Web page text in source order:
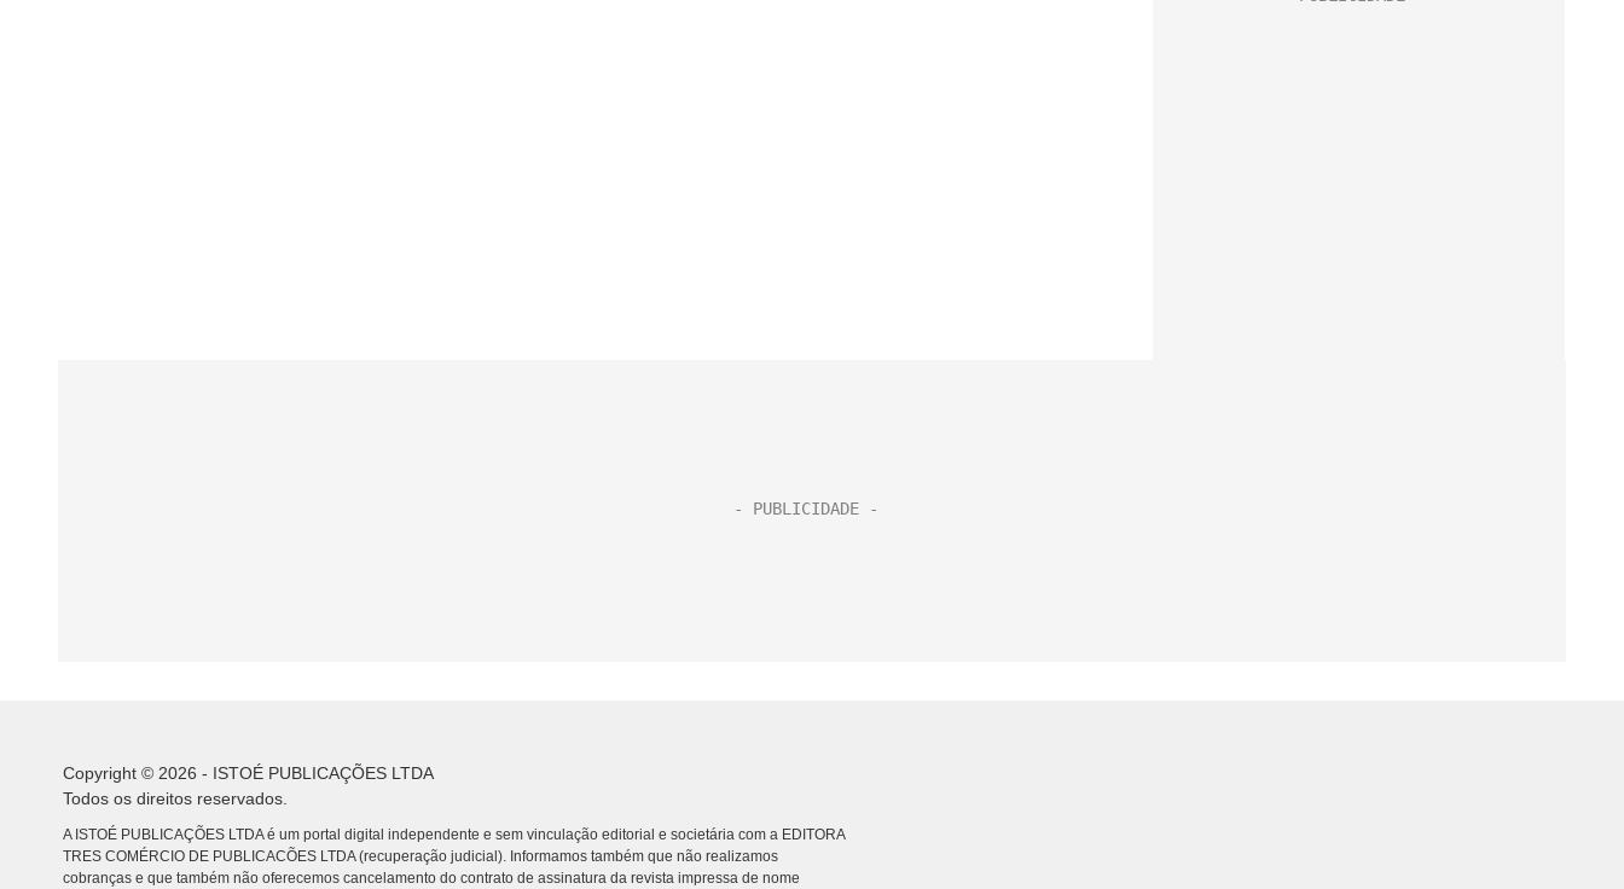
Copyright © 2026 - ISTOÉ PUBLICAÇÕES LTDA
Todos os direitos reservados.
A ISTOÉ PUBLICAÇÕES LTDA é um portal digital independente e sem vinculação editorial e societária com a EDITORA
TRES COMÉRCIO DE PUBLICACÕES LTDA (recuperação judicial). Informamos também que não realizamos
cobranças e que também não oferecemos cancelamento do contrato de assinatura da revista impressa de nome